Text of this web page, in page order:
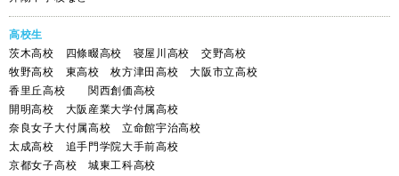
高校生
茨木高校 四條畷高校 寝屋川高校 交野高校
牧野高校 東高校 枚方津田高校 大阪市立高校
香里丘高校 関西創価高校
開明高校 大阪産業大学付属高校
奈良女子大付属高校 立命館宇治高校
太成高校 追手門学院大手前高校
京都女子高校 城東工科高校